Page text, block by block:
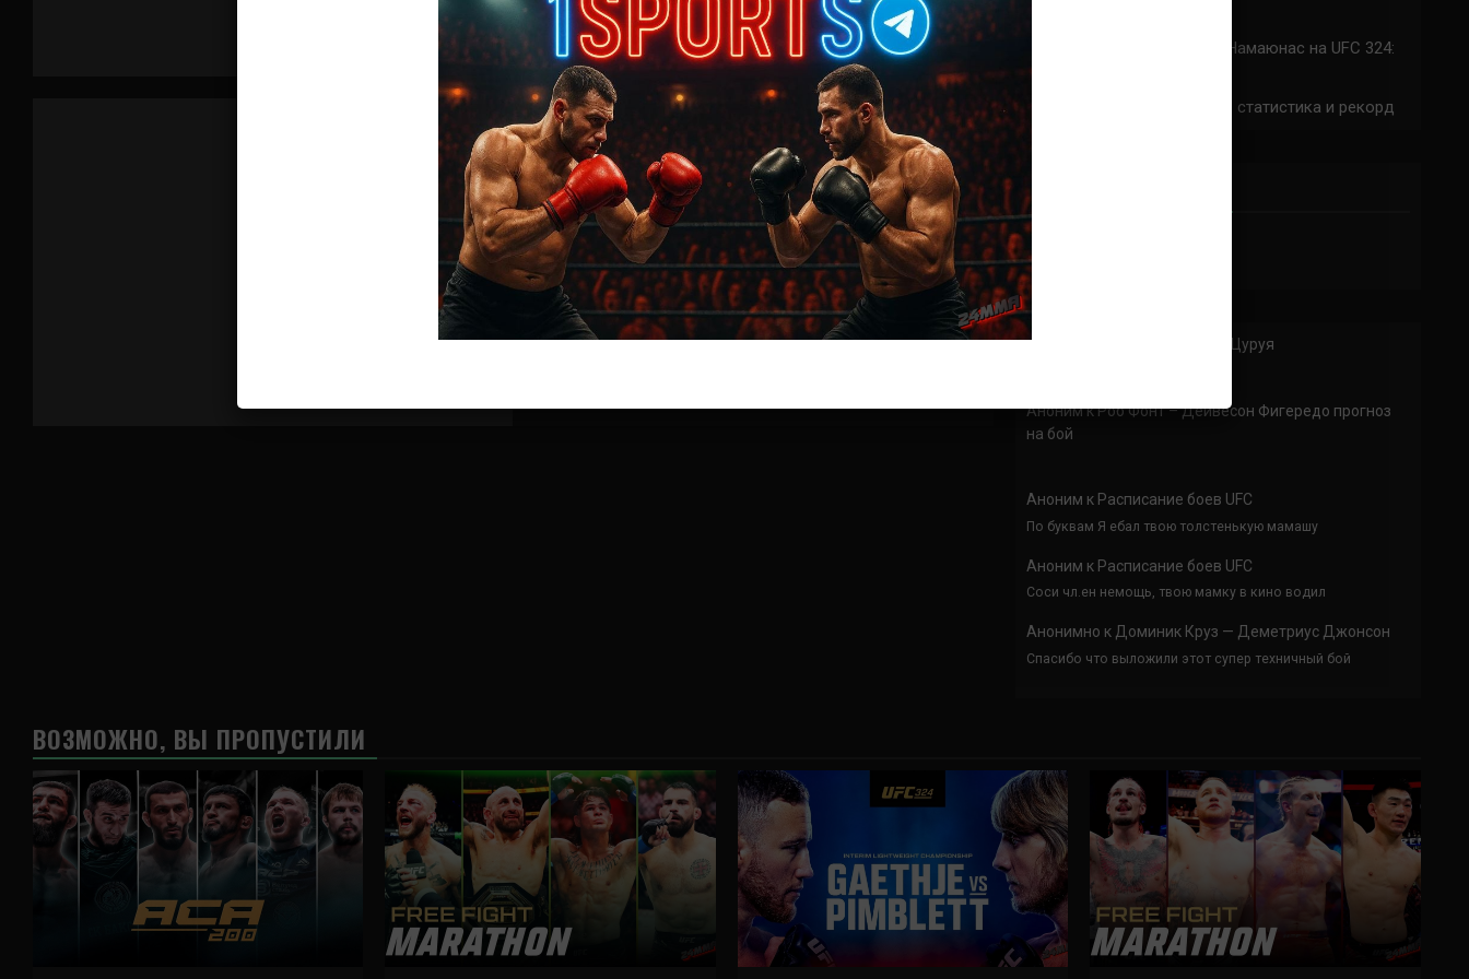
Бои ММА
Макс Халловэй — Клей Коллард
8 лет тому назад Решит Сабитов
(далее…)
Прогноз на бой Сильва — Намаюнас на UFC 324:
коэффициенты
Арнольд Аллен на UFC 324: статистика и рекорд
ПРИСОЕДИНЯЙСЯ
Аноним Джошуа Ван — Ри Цуруя
АнонимкРоб Фонт – Дейвесон Фигередо прогноз
на бой
Аноним к Расписание боев UFC
По буквам Я ебал твою толстенькую мамашу
Аноним к Расписание боев UFC
Соси чл.ен немощь, твою мамку в кино водил
Анонимно к Доминик Круз — Деметриус Джонсон
Спасибо что выложили этот супер техничный бой
ВОЗМОЖНО, ВЫ ПРОПУСТИЛИ